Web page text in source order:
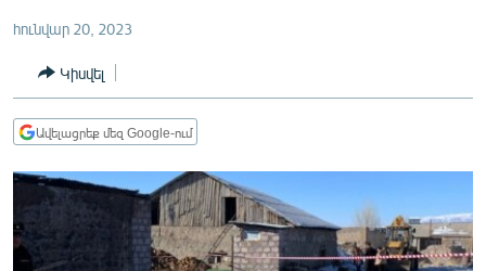
ՏՆՏԵՍՈՒԹՅՈՒՆ
ՂԱՐԱԲԱՂ
ՊԱՏԵՐԱԶՄԻ 6 ՇԱԲԱԹՆԵՐԸ
ՏԱՐԱԾԱՇՐՋԱՆ
ՄԻՋԱԶԳԱՅԻՆ
հունվար 20, 2023
Կիսվել
Ավելացրեք մեզ Google-ում